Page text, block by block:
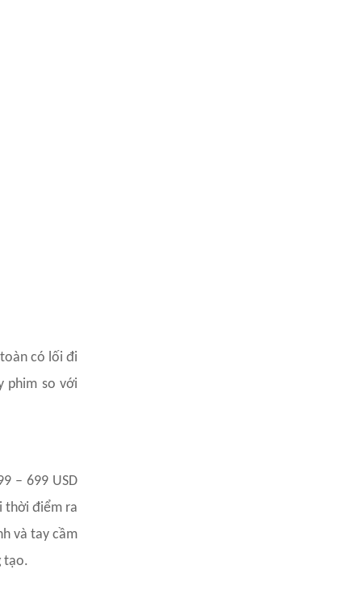
có lối đi
phim so với
– 699 USD
thời điểm ra
và tay cầm
tạo.